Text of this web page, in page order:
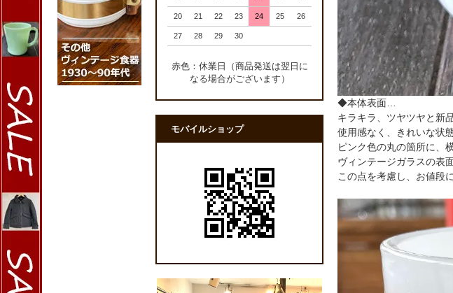
◆本体表面…
キラキラ、ツヤツヤと新
使用感なく、きれいな状
ピンク色の丸の箇所に、
ヴィンテージガラスの表
この点を考慮し、お値段
20 21 22 23 24 25 26
27 28 29 30
赤色：休業日（商品発送は翌日に
なる場合がございます）
モバイルショップ